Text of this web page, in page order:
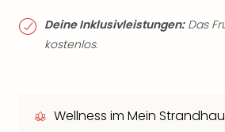
Deine Inklusivleistungen:Das
kostenlos.
Wellness im Mein